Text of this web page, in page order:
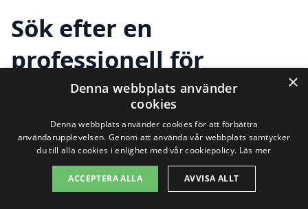
Sök efter en
professionell för
fönsterputsning i andra
städer nära Kinnarp
Att hitta hjälp förfönsterputsning i
×
Denna webbplats använder
cookies
Denna webbplats använder cookies för att förbättra
användarupplevelsen. Genom att använda vår webbplats samtycker
du till alla cookies i enlighet med vår cookiepolicy. Läs mer
ACCEPTERA ALLA AVVISA ALLT